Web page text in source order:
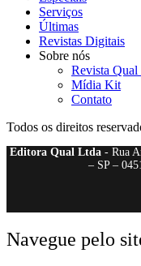
Serviços
Últimas
Revistas Digitais
Sobre nós
Revista Qual
Mídia Kit
Contato
Todos os direitos
Editora Qual Ltda- Rua
– SP –
Navegue pelo